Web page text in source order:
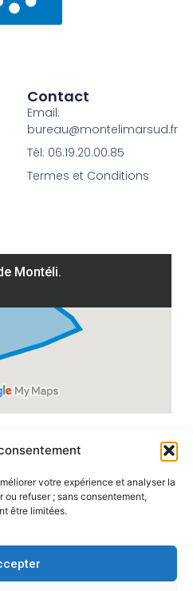
votre expérience et analyser la
refuser ; sans consentement,
être limitées.
emploi : développons
Montélimar !
Contact
Email:
bureau@montelimarsud.fr
Tél: 06.19.20.00.85
Termes et Conditions